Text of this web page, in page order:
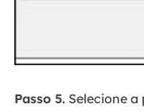
Passo 5.Selecione a